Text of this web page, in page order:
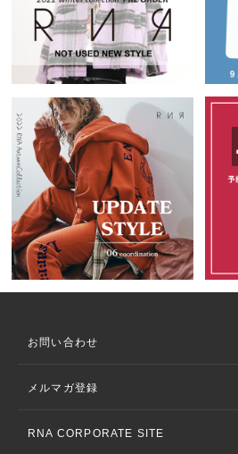
お問い合わせ
メルマガ登録
RNA CORPORATE SITE